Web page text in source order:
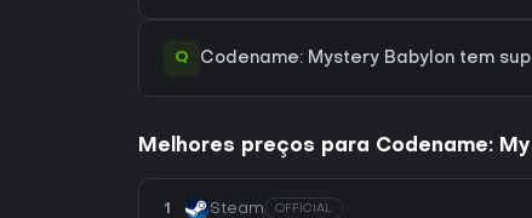
Q Codename: Mystery Babylon tem
Melhores preços para Codename:
1 Steam OFFICIAL